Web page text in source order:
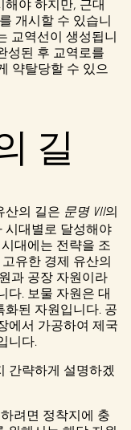
야 하지만, 근대
개시할 수 있습니
교역선이 생성됩니
성된 후 교역로를
약탈당할 수 있으
길
산의 길은 문명 VII의
시대별로 달성해야
대에는 전략을 조
유한 경제 유산의
과 공장 자원이라
다. 보물 자원은 대
된 자원입니다. 공
에서 가공하여 제국
니다.
간략하게 설명하겠
려면 정착지에 충